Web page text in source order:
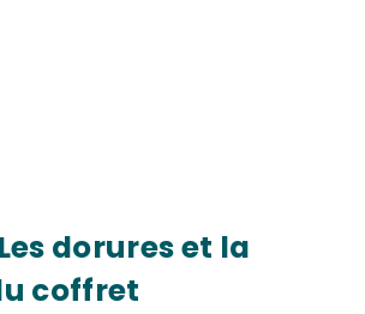
dorures et la
coffret